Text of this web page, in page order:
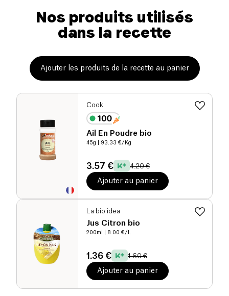
Nos produits utilisés
dans la recette
Ajouter les produits de la recette au panier
Cook
Ail En Poudre bio
45g | 93.33 €/Kg
3.57 € 4.20 €
Ajouter au panier
La bio idea
Jus Citron bio
200ml | 8.00 €/L
1.36 € 1.60 €
Ajouter au panier